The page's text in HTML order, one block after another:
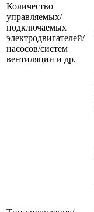
Количество
управляемых/
подключаемых
электродвигателей/
насосов/систем
вентиляции и др.